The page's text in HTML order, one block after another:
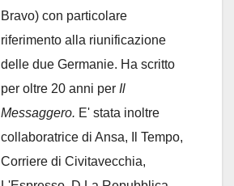
Bravo) con particolare
riferimento alla riunificazione
delle due Germanie. Ha scritto
per oltre 20 anni per Il
Messaggero. E' stata inoltre
collaboratrice di Ansa, Il Tempo,
Corriere di Civitavecchia,